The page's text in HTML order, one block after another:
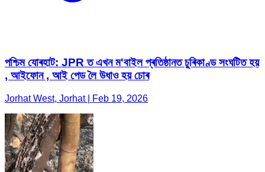
পশ্চিম যোৰহাট: JPR ত এখন ম'বাইল প্ৰতিষ্ঠানত চুৰিকাণ্ড সংঘটিত হয়
, আইফোন , আই পেড লৈ উধাও হয় চোৰ
Jorhat West, Jorhat | Feb 19, 2026